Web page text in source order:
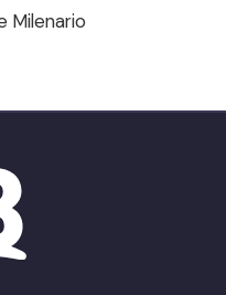
Milenario